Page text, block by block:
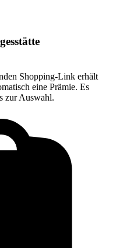
Shopping-Link erhält
eine Prämie. Es
zur Auswahl.